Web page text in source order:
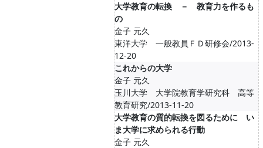
大学教育の転換 － 教育力を作るも
の
金子 元久
東洋大学 一般教員ＦＤ研修会/2013-
12-20
これからの大学
金子 元久
玉川大学 大学院教育学研究科 高等
教育研究/2013-11-20
大学教育の質的転換を図るために い
ま大学に求められる行動
金子 元久